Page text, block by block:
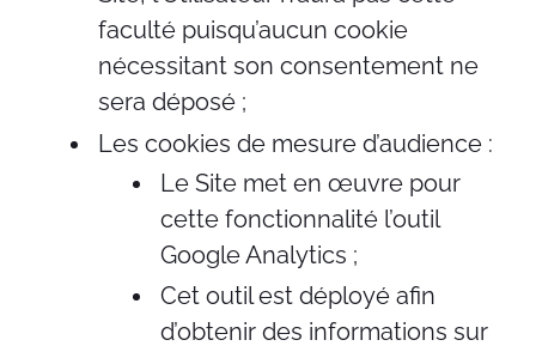
faculté puisqu’aucun cookie
nécessitant son consentement ne
sera déposé ;
Les cookies de mesure d’audience :
Le Site met en œuvre pour
cette fonctionnalité l’outil
Google Analytics ;
Cet outil est déployé afin
d’obtenir des informations sur